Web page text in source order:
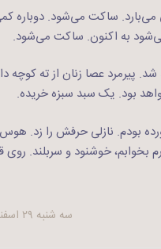
ساکت می‌شود. دوباره
به اکنون. ساکت می‌شود.
پیرمرد عصا زنان از ته کوچه
بود. یک سبد سبزه خریده.
بودم. نازلی حرفش را زد. هوس
بخوابم، خوشنود و سربلند.
سه شنبه ۲۹ اسفند ۱۴۰۲